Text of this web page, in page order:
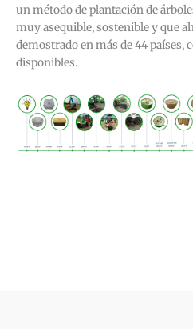
un método de plantación de
muy asequible, sostenible y que
demostrado en más de 44
disponibles.